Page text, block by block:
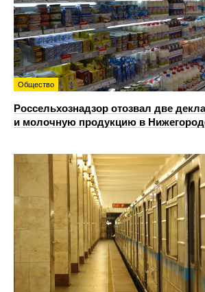
Общество
Россельхознадзор отозвал две
и молочную продукцию в